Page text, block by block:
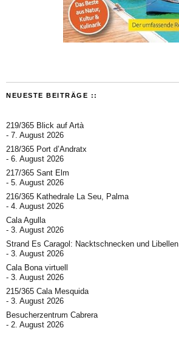
NEUESTE BEITRÄGE ::
219/365 Blick auf Artà
7. August 2026
218/365 Port d’Andratx
6. August 2026
217/365 Sant Elm
5. August 2026
216/365 Kathedrale La Seu, Palma
4. August 2026
Cala Agulla
3. August 2026
Strand Es Caragol: Nacktschnecken und Libellen
3. August 2026
Cala Bona virtuell
3. August 2026
215/365 Cala Mesquida
3. August 2026
Besucherzentrum Cabrera
2. August 2026